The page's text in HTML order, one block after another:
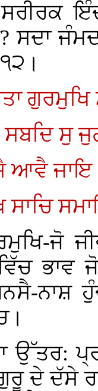
ਗੁਰਮੁਖਿ
ਸਬਦਿ ਸੁ
ਆਵੈ ਜਾਇ
ਸਾਚਿ
ਜੋ
ਭਾਵ
ਨਾਸ਼
ਉੱਤਰ:
ਦੇ ਦੱਸੇ